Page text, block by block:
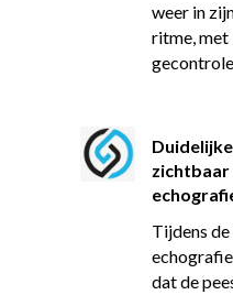
weer in
ritme, met
zichtbaar
Tijdens
dat de